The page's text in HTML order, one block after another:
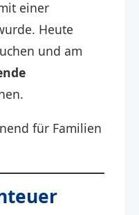
einer
Heute
und am
für Familien